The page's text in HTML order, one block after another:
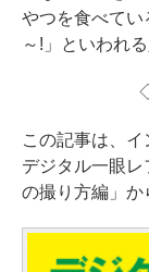
やつを食べてい
～!」といわれ
この記事は、
デジタル一眼
の撮り方編」か